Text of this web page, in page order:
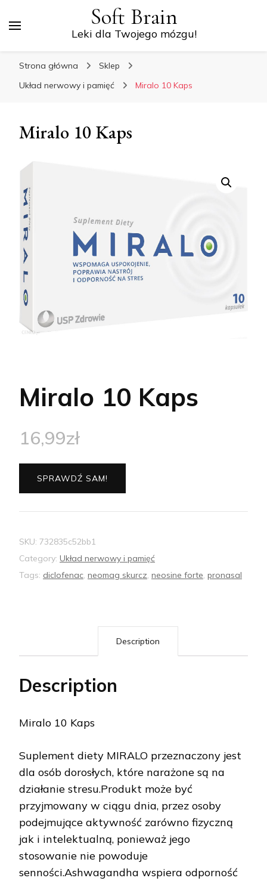
Soft Brain
Leki dla Twojego mózgu!
Strona główna
Sklep
Układ nerwowy i pamięć
Miralo 10 Kaps
Miralo 10 Kaps
Miralo 10 Kaps
16,99zł
SPRAWDŹ SAM!
SKU: 732835c52bb1
Category: Układ nerwowy i pamięć
Tags: diclofenac, neomag skurcz, neosine forte, pronasal
Description
Description
Miralo 10 Kaps
Suplement diety MIRALO przeznaczony jest
dla osób dorosłych, które narażone są na
działanie stresu.Produkt może być
przyjmowany w ciągu dnia, przez osoby
podejmujące aktywność zarówno fizyczną
jak i intelektualną, ponieważ jego
stosowanie nie powoduje
senności.Ashwagandha wspiera odporność